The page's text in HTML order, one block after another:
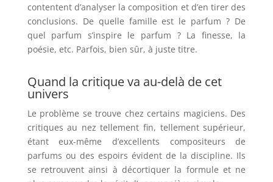
contentent d’analyser la composition et d’en tirer des
conclusions. De quelle famille est le parfum ? De
quel parfum s’inspire le parfum ? La finesse, la
poésie, etc. Parfois, bien sûr, à juste titre.
Quand la critique va au-delà de cet
univers
Le problème se trouve chez certains magiciens. Des
critiques au nez tellement fin, tellement supérieur,
étant eux-même d’excellents compositeurs de
parfums ou des espoirs évident de la discipline. Ils
se retrouvent ainsi à décortiquer la formule et ne